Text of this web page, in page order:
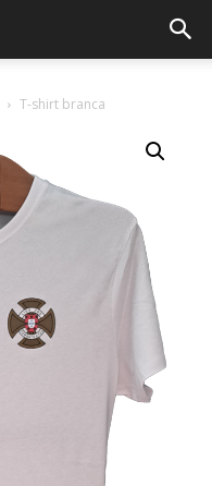
T-shirt branca